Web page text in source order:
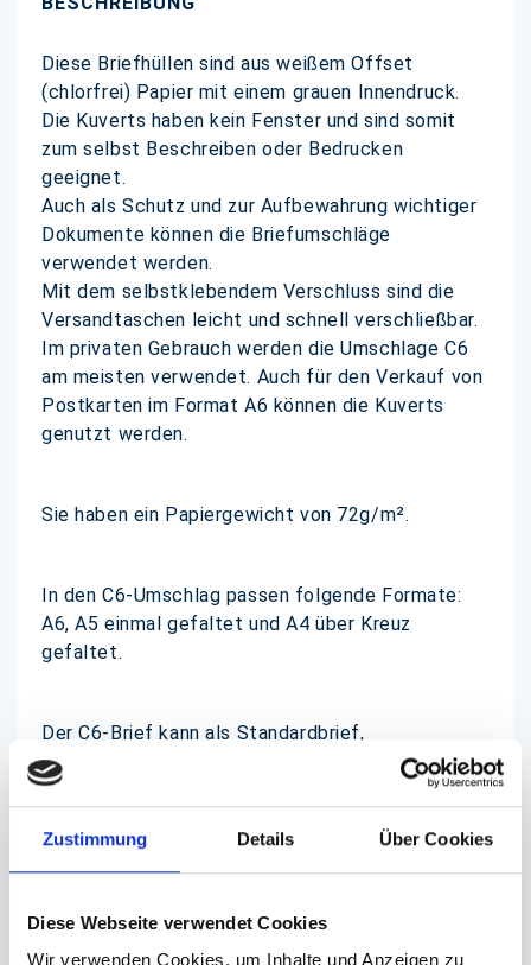
Zustimmung Details Über Cookies
Diese Webseite verwendet Cookies
Wir verwenden Cookies, um Inhalte und Anzeigen zu
Diese Briefhüllen sind aus weißem Offset
(chlorfrei) Papier mit einem grauen Innendruck.
Die Kuverts haben kein Fenster und sind somit
zum selbst Beschreiben oder Bedrucken
geeignet.
Auch als Schutz und zur Aufbewahrung wichtiger
Dokumente können die Briefumschläge
verwendet werden.
Mit dem selbstklebendem Verschluss sind die
Versandtaschen leicht und schnell verschließbar.
Im privaten Gebrauch werden die Umschlage C6
am meisten verwendet. Auch für den Verkauf von
Postkarten im Format A6 können die Kuverts
genutzt werden.
Sie haben ein Papiergewicht von 72g/m².
In den C6-Umschlag passen folgende Formate:
A6, A5 einmal gefaltet und A4 über Kreuz
gefaltet.
Der C6-Brief kann als Standardbrief,
Kompaktbrief, Großbrief und Maxibrief eingesetzt
werden, je nach Gewicht.